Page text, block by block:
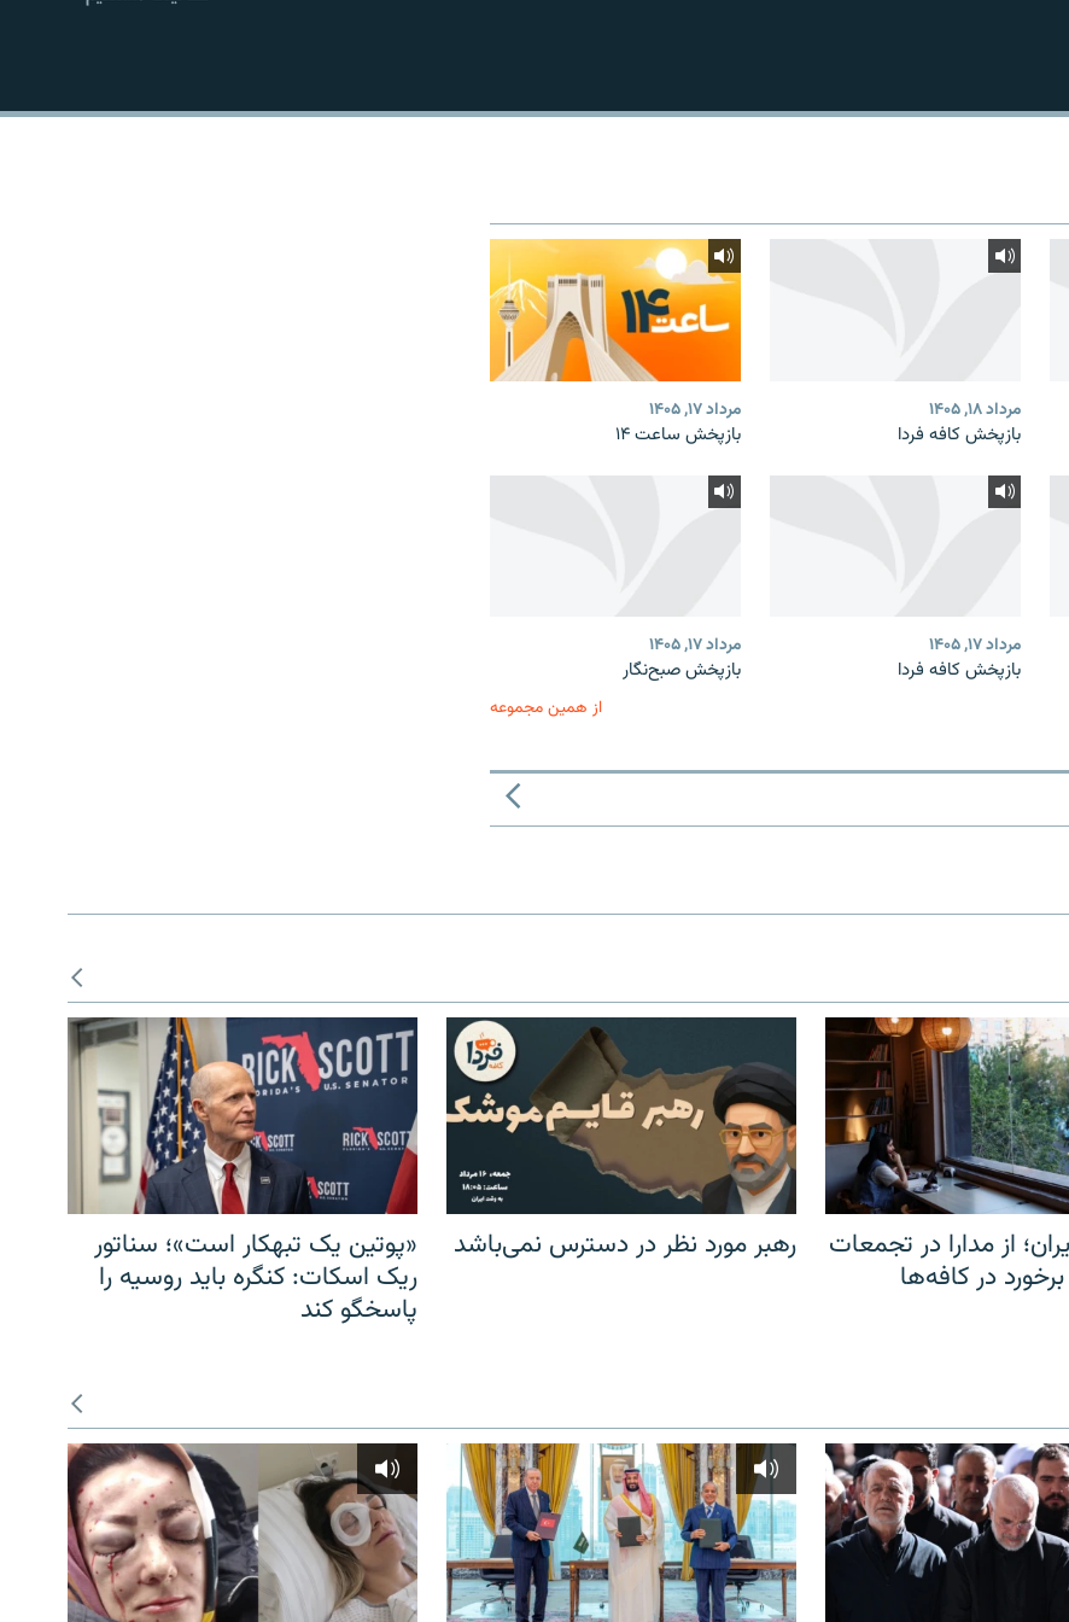
EMBED
مرداد ۱۸, ۱۴۰۵
بازپخش کافه فردا
مرداد ۱۷, ۱۴۰۵
بازپخش ساعت ۱۴
مرداد ۱۷, ۱۴۰۵
بازپخش کافه فردا
مرداد ۱۷, ۱۴۰۵
بازپخش صبح‌نگار
از همین مجموعه
از مدارا در تجمعات
در کافه‌ها
رهبر مورد نظر در دسترس نمی‌باشد
«پوتین یک تبهکار است»؛ سناتور
ریک اسکات: کنگره باید روسیه را
پاسخگو کند